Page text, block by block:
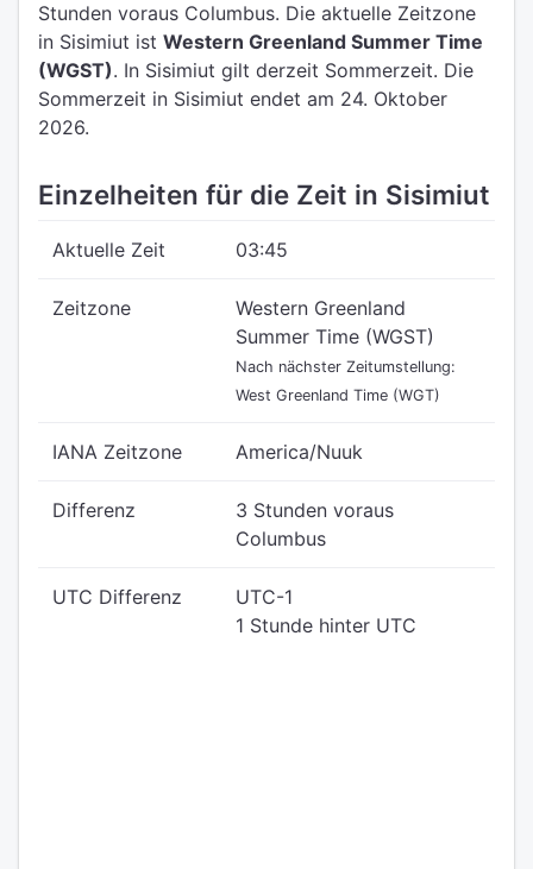
Stunden voraus Columbus. Die aktuelle Zeitzone
in Sisimiut ist Western Greenland Summer Time
(WGST). In Sisimiut gilt derzeit Sommerzeit. Die
Sommerzeit in Sisimiut endet am 24. Oktober
2026.
Einzelheiten für die Zeit in Sisimiut
Aktuelle Zeit 03:45
Zeitzone
Western Greenland
Summer Time (WGST)
Nach nächster Zeitumstellung:
West Greenland Time (WGT)
IANA Zeitzone America/Nuuk
Differenz
3 Stunden voraus
Columbus
UTC Differenz
UTC-1
1 Stunde hinter UTC